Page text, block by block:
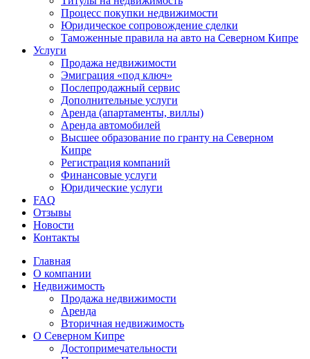
Процесс покупки недвижимости
Юридическое сопровождение сделки
Таможенные правила на авто на Северном Кипре
Услуги
Продажа недвижимости
Эмиграция «под ключ»
Послепродажный сервис
Дополнительные услуги
Аренда (апартаменты, виллы)
Аренда автомобилей
Высшее образование по гранту на Северном
Кипре
Регистрация компаний
Финансовые услуги
Юридические услуги
FAQ
Отзывы
Новости
Контакты
Главная
О компании
Недвижимость
Продажа недвижимости
Аренда
Вторичная недвижимость
О Северном Кипре
Достопримечательности